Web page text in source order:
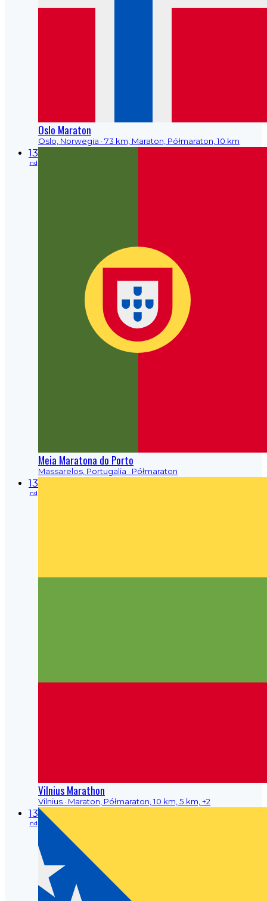
Oslo Maraton
Oslo, Norwegia · 73 km, Maraton, Półmaraton, 10 km
13
nd
Meia Maratona do Porto
Massarelos, Portugalia · Półmaraton
13
nd
Vilnius Marathon
Vilnius · Maraton, Półmaraton, 10 km, 5 km, +2
13
nd